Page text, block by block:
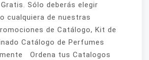
Sólo deberás elegir
cualquiera de nuestras
de Catálogo, Kit de
Catálogo de Perfumes
Ordena tus Catalogos